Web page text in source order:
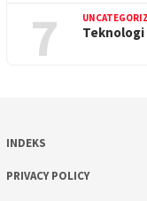
7 Teknologi
INDEKS
PRIVACY POLICY